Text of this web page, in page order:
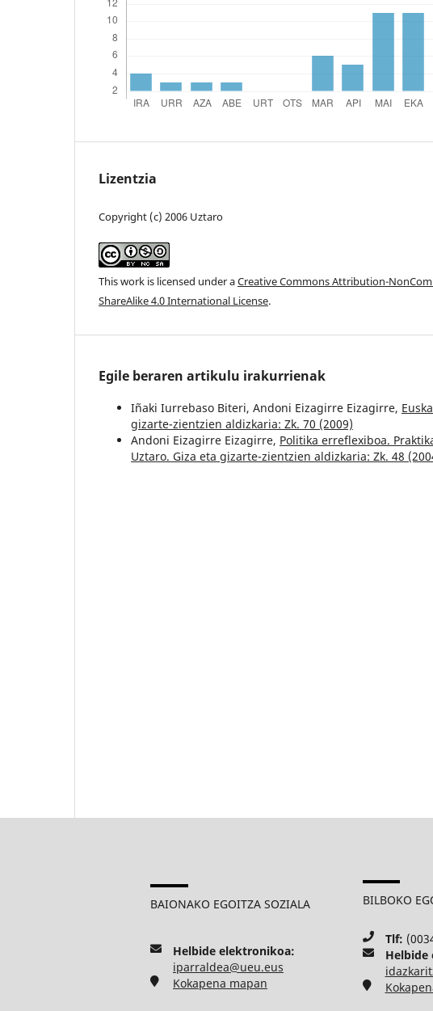
Lizentzia
Copyright (c) 2006 Uztaro
This work is licensed under aCreative Commons Attribution-
ShareAlike 4.0 International License.
Egile beraren artikulu irakurrienak
Iñaki Iurrebaso Biteri, Andoni Eizagirre Eizagirre,
gizarte-zientzien aldizkaria: Zk. 70 (2009)
Andoni Eizagirre Eizagirre, Politika erreflexiboa.
Uztaro. Giza eta gizarte-zientzien aldizkaria: Zk. 48
BAIONAKO EGOITZA SOZIALA
Helbide elektronikoa:
iparraldea@ueu.eus
Kokapena mapan
BILBOKO
Tlf: